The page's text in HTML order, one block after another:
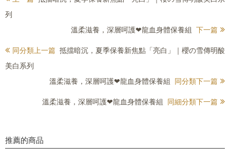
列
溫柔滋養，深層呵護❤龍血身體保養組 下一篇
同分類上一篇 抵擋暗沉，夏季保養新焦點「亮白」｜櫻の雪傳明酸
美白系列
溫柔滋養，深層呵護❤龍血身體保養組 同分類下一篇
溫柔滋養，深層呵護❤龍血身體保養組 同細分類下一篇
推薦的商品